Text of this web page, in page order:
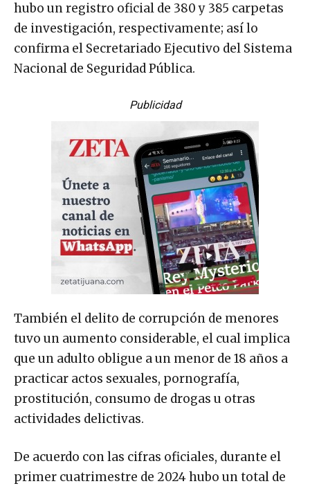
hubo un registro oficial de 380 y 385 carpetas
de investigación, respectivamente; así lo
confirma el Secretariado Ejecutivo del Sistema
Nacional de Seguridad Pública.
Publicidad
También el delito de corrupción de menores
tuvo un aumento considerable, el cual implica
que un adulto obligue a un menor de 18 años a
practicar actos sexuales, pornografía,
prostitución, consumo de drogas u otras
actividades delictivas.
De acuerdo con las cifras oficiales, durante el
primer cuatrimestre de 2024 hubo un total de